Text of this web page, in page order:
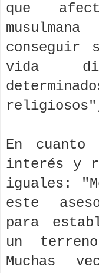
que
conseguir
vida
En
interés y
iguales:
este
para
un
Muchas